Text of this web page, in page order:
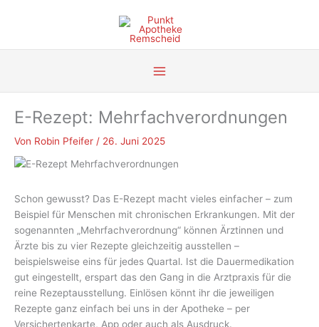
E-Rezept: Mehrfachverordnungen
Von Robin Pfeifer / 26. Juni 2025
Schon gewusst? Das E-Rezept macht vieles einfacher – zum
Beispiel für Menschen mit chronischen Erkrankungen. Mit der
sogenannten „Mehrfachverordnung“ können Ärztinnen und
Ärzte bis zu vier Rezepte gleichzeitig ausstellen –
beispielsweise eins für jedes Quartal. Ist die Dauermedikation
gut eingestellt, erspart das den Gang in die Arztpraxis für die
reine Rezeptausstellung. Einlösen könnt ihr die jeweiligen
Rezepte ganz einfach bei uns in der Apotheke – per
Versichertenkarte, App oder auch als Ausdruck.